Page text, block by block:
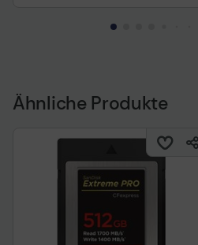
Ähnliche Produkte